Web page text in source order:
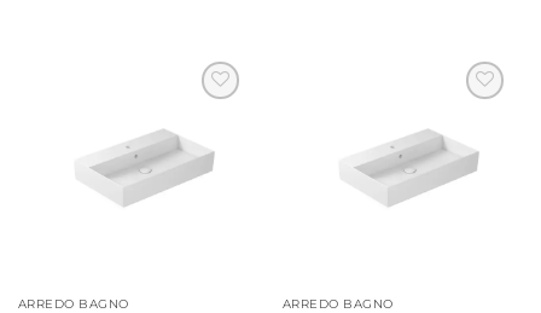
ARREDO BAGNO ARREDO BAGNO